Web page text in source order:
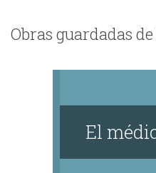
Obras guardadas
El